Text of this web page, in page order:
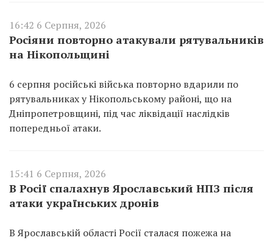
16:42 6 Серпня, 2026
Росіяни повторно атакували рятувальників
на Нікопольщині
6 серпня російські війська повторно вдарили по
рятувальниках у Нікопольському районі, що на
Дніпропетровщині, під час ліквідації наслідків
попередньої атаки.
15:41 6 Серпня, 2026
В Росії спалахнув Ярославський НПЗ після
атаки українських дронів
В Ярославській області Росії сталася пожежа на